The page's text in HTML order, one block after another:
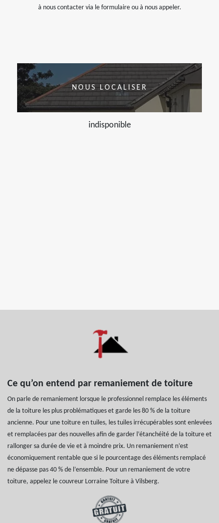
à nous contacter via le formulaire ou à nous appeler.
NOUS LOCALISER
indisponible
Ce qu’on entend par remaniement de toiture
On parle de remaniement lorsque le professionnel remplace les éléments
de la toiture les plus problématiques et garde les 80 % de la toiture
ancienne. Pour une toiture en tuiles, les tuiles irrécupérables sont enlevées
et remplacées par des nouvelles afin de garder l’étanchéité de la toiture et
rallonger sa durée de vie et à moindre prix. Un remaniement n’est
économiquement rentable que si le pourcentage des éléments remplacé
ne dépasse pas 40 % de l’ensemble. Pour un remaniement de votre
toiture, appelez le couvreur Lorraine Toiture à Vilsberg.